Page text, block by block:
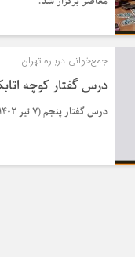
جمع‌خوانی درباره تهران:
درس گفتار کوچه
درس گفتار پنجم (۷ تیر ۱۴۰۲) | کوچه اتابک